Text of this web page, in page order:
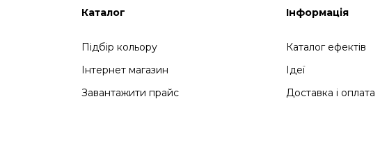
Каталог
Підбір кольору
Інтернет магазин
Завантажити прайс
Інформація
Каталог ефектів
Ідеї
Доставка і оплата